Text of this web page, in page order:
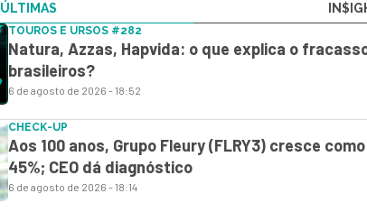
ÚLTIMAS
TOUROS E URSOS #282
Natura, Azzas, Hapvida: o que explica o
brasileiros?
6 de agosto de 2026 - 18:52
CHECK-UP
Aos 100 anos, Grupo Fleury (FLRY3) cresce
45%; CEO dá diagnóstico
6 de agosto de 2026 - 18:14